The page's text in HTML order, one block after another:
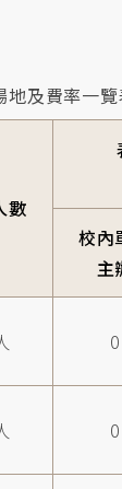
地及費率一覽
數
校內
主
0
0